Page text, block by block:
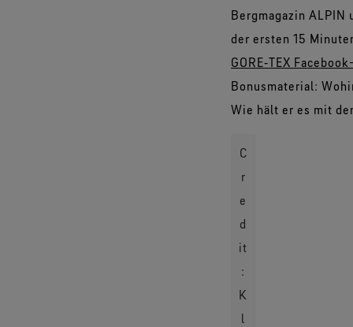
Bergmagazin
der ersten 15
GORE‑TEX
Bonusmaterial:
Wie hält er es mit
C
r
e
d
it
:
K
l